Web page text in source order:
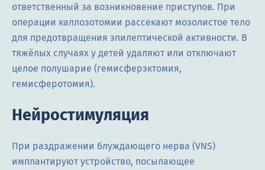
ответственный за возникновение приступов. При
операции каллозотомии рассекают мозолистое тело
для предотвращения эпилептической активности. В
тяжёлых случаях у детей удаляют или отключают
целое полушарие (гемисферэктомия,
гемисферотомия).
Нейростимуляция
При раздражении блуждающего нерва (VNS)
имплантируют устройство, посылающее